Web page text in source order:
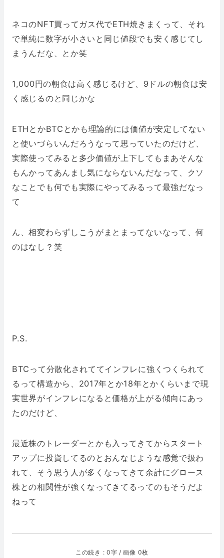
ネコのNFT買ってガス代でETH焼きまくって、それ
で単純に数字が小さいと同じ値段でも安く感じてし
まうんだな、とか笑
1,000円の朝食は高く感じるけど、9ドルの朝食は安
く感じるのと同じかな
ETHとかBTCとかも理論的には価値が安定してない
と使いづらいんだろうなって思っていたのだけど、
実際使ってみると多少価値が上下してもまあそんな
もんかってあんまし気にならないんだなって、クソ
なことでも何でも実際にやってみるって最強だなっ
て
ん、相変わらずしこうがまとまってないなって、何
のはなし？笑
P.S.
BTCって分散化されててインフレに強くつくられて
るって構造から、2017年とか18年とかくらいまで現
実世界がインフレになると価格が上がる傾向にあっ
たのだけど、
最近株のトレーダーとかも入ってきてからスタート
アップに投資してるのとおんなじような感覚で扱わ
れて、そう思う人が多くなってきて余計にグロース
株との相関性が強くなってきてるってのもそうだよ
ねって
この続き : 0字 / 画像 0枚